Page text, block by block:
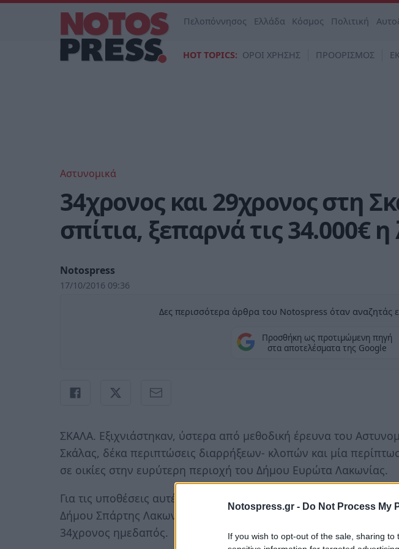
Notospress.gr - Do Not Process My
If you wish to opt-out of the sale, sharing
Πελοπόννησος Ελλάδα Κόσμος Πολιτική
HOT TOPICS: ΟΡΟΙ ΧΡΗΣΗΣ ΠΡΟΟΡΙΣΜΟΣ
Αστυνομικά
34χρονος και 29χρονος στη
σπίτια, ξεπαρνά τις 34.000€ η
Notospress
17/10/2016 09:36
Δες περισσότερα άρθρα του Notospress όταν αναζητάς
Προσθήκη ως προτιμώμενη πηγή
στα αποτελέσματα της Google
ΣΚΑΛΑ. Εξιχνιάστηκαν, ύστερα από μεθοδική έρευνα του
Σκάλας, δέκα περιπτώσεις διαρρήξεων- κλοπών και μία
σε οικίες στην ευρύτερη περιοχή του Δήμου Ευρώτα Λακωνίας.
Για τις υποθέσεις αυτές, συνελήφθη προχθές 12.10.2016, σε
Δήμου Σπάρτης Λακωνίας, από αστυνομικούς του Τμήματος
34χρονος ημεδαπός.